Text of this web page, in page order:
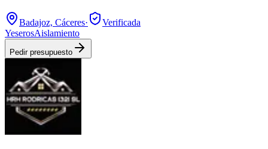
Badajoz, Cáceres·
Verificada
YeserosAislamiento
Pedir presupuesto